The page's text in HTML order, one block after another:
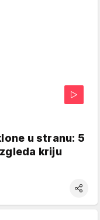
u stranu: 5
kriju